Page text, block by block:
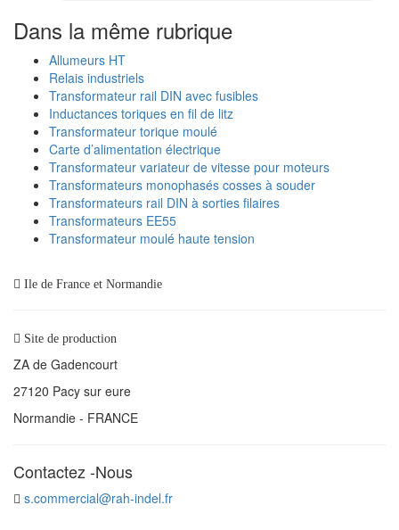
Dans la même rubrique
Allumeurs HT
Relais industriels
Transformateur rail DIN avec fusibles
Inductances toriques en fil de litz
Transformateur torique moulé
Carte d’alimentation électrique
Transformateur variateur de vitesse pour moteurs
Transformateurs monophasés cosses à souder
Transformateurs rail DIN à sorties filaires
Transformateurs EE55
Transformateur moulé haute tension
Ile de France et Normandie
Site de production
ZA de Gadencourt
27120 Pacy sur eure
Normandie - FRANCE
Contactez -Nous
s.commercial@rah-indel.fr